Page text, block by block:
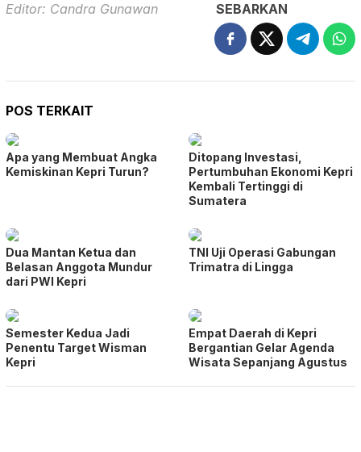
Editor: Candra Gunawan SEBARKAN
POS TERKAIT
Apa yang Membuat Angka
Kemiskinan Kepri Turun?
Ditopang Investasi,
Pertumbuhan Ekonomi Kepri
Kembali Tertinggi di
Sumatera
Dua Mantan Ketua dan
Belasan Anggota Mundur
dari PWI Kepri
TNI Uji Operasi Gabungan
Trimatra di Lingga
Semester Kedua Jadi
Penentu Target Wisman
Kepri
Empat Daerah di Kepri
Bergantian Gelar Agenda
Wisata Sepanjang Agustus